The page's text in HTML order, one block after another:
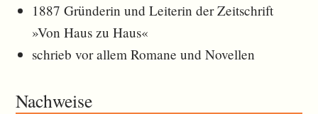
1887 Gründerin und Leiterin der Zeitschrift
»Von Haus zu Haus«
schrieb vor allem Romane und Novellen
Nachweise